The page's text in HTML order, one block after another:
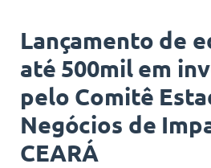
Lançamento de
até 500mil em
pelo Comitê
Negócios de
CEARÁ